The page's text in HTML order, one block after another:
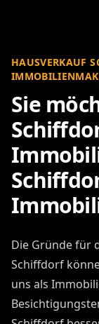
HAUSVERKAUF
Sie
Die Gründe für
Schiffdorf
uns als